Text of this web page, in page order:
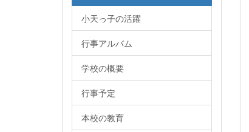
小天っ子の活躍
行事アルバム
学校の概要
行事予定
本校の教育